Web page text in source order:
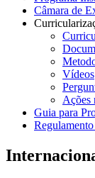
Câmara de
Vídeos
Ações
Guia para